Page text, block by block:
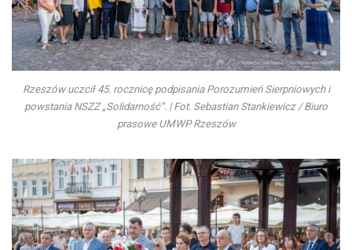
Rzeszów uczcił 45. rocznicę podpisania Porozumień Sierpniowych i
powstania NSZZ „Solidarność”. | Fot. Sebastian Stankiewicz / Biuro
prasowe UMWP Rzeszów